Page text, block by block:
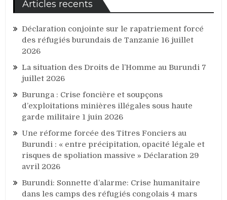
Articles recents
Déclaration conjointe sur le rapatriement forcé
des réfugiés burundais de Tanzanie 16 juillet
2026
La situation des Droits de l’Homme au Burundi 7
juillet 2026
Burunga : Crise foncière et soupçons
d’exploitations minières illégales sous haute
garde militaire 1 juin 2026
Une réforme forcée des Titres Fonciers au
Burundi : « entre précipitation, opacité légale et
risques de spoliation massive » Déclaration 29
avril 2026
Burundi: Sonnette d’alarme: Crise humanitaire
dans les camps des réfugiés congolais 4 mars